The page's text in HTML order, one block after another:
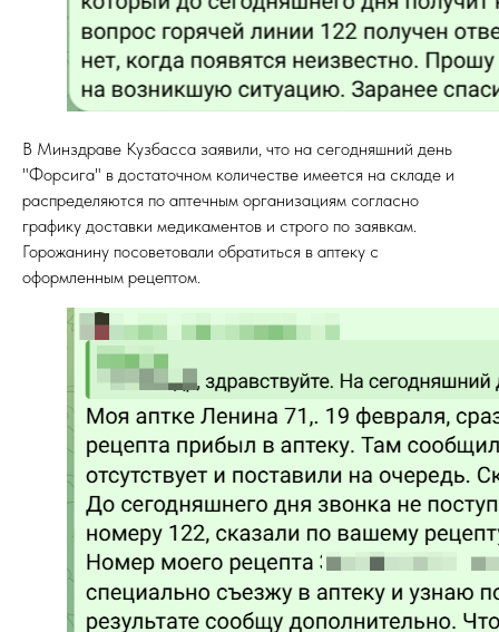
В Минздраве Кузбасса заявили, что на сегодняшний день
"Форсига" в достаточном количестве имеется на складе и
распределяются по аптечным организациям согласно
графику доставки медикаментов и строго по заявкам.
Горожанину посоветовали обратиться в аптеку с
оформленным рецептом.